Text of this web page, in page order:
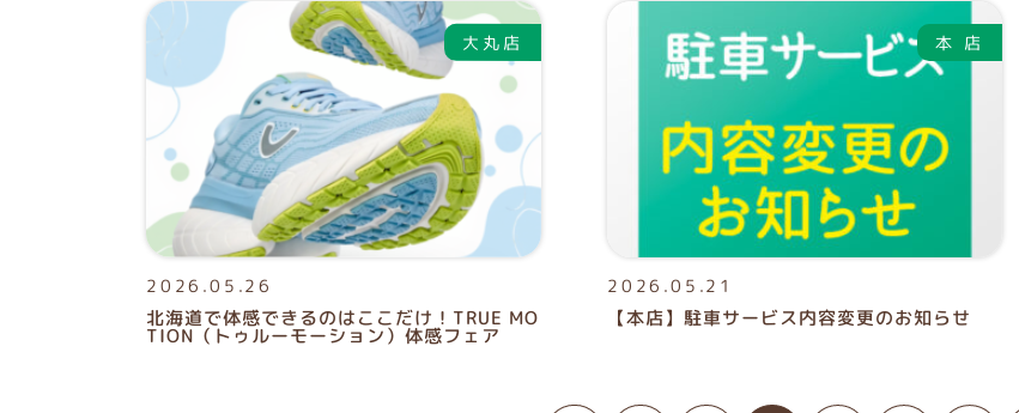
2026.05.26
北海道で体感できるのはここだけ！TRUE MO
TION（トゥルーモーション）体感フェア
2026.05.21
【本店】駐車サービス内容変更のお知らせ